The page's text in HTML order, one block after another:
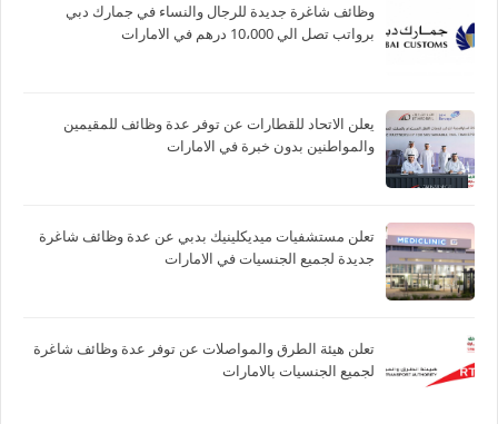
وظائف شاغرة جديدة للرجال والنساء في جمارك دبي
برواتب تصل الي 10،000 درهم في الامارات
يعلن الاتحاد للقطارات عن توفر عدة وظائف للمقيمين
والمواطنين بدون خبرة في الامارات
تعلن مستشفيات ميديكلينيك بدبي عن عدة وظائف شاغرة
جديدة لجميع الجنسيات في الامارات
تعلن هيئة الطرق والمواصلات عن توفر عدة وظائف شاغرة
لجميع الجنسيات بالامارات